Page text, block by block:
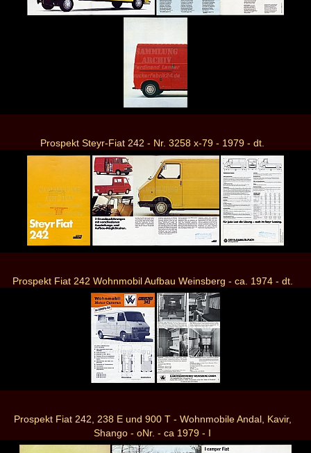
Prospekt Steyr-Fiat 242 - Nr. 3258 x-79 - 1979 - dt.
Prospekt Fiat 242 Wohnmobil Aufbau Weinsberg - ca. 1974 - dt.
Prospekt Fiat 242, 238 E und 900 T - Wohnmobile Andal, Kavir,
Shango - oNr. - ca 1979 - I